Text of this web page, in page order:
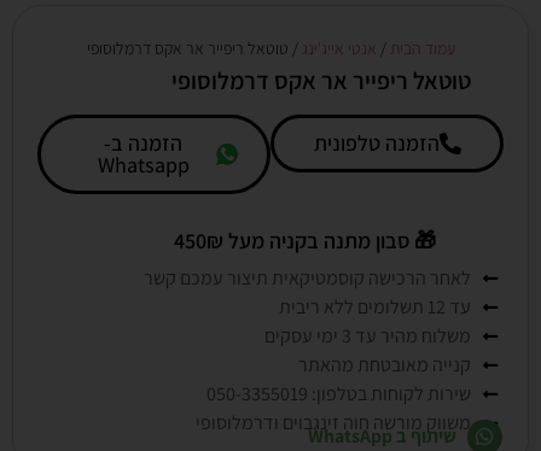
עמוד הבית / אנטי אייג'ינג / טוטאל ריפייר אר אקס דרמלוסופי
טוטאל ריפייר אר אקס דרמלוסופי
הזמנה טלפונית הזמנה ב-
Whatsapp
🎁 סבון מתנה בקניה מעל 450₪
לאחר הרכישה קוסמטיקאית תיצור עמכם קשר
עד 12 תשלומים ללא ריבית
משלוח מהיר עד 3 ימי עסקים
קנייה מאובטחת מהאתר
שירות לקוחות בטלפון: 050-3355019
משווק מורשה חוה זינגבוים ודרמלוסופי
שיתוף ב WhatsApp